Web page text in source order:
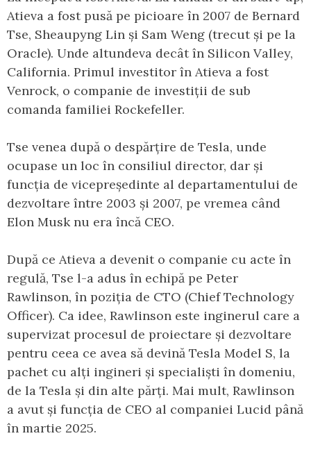
Atieva a fost pusă pe picioare în 2007 de Bernard
Tse, Sheaupyng Lin și Sam Weng (trecut și pe la
Oracle). Unde altundeva decât în Silicon Valley,
California. Primul investitor în Atieva a fost
Venrock, o companie de investiții de sub
comanda familiei Rockefeller.
Tse venea după o despărțire de Tesla, unde
ocupase un loc în consiliul director, dar și
funcția de vicepreședinte al departamentului de
dezvoltare între 2003 și 2007, pe vremea când
Elon Musk nu era încă CEO.
După ce Atieva a devenit o companie cu acte în
regulă, Tse l-a adus în echipă pe Peter
Rawlinson, în poziția de CTO (Chief Technology
Officer). Ca idee, Rawlinson este inginerul care a
supervizat procesul de proiectare și dezvoltare
pentru ceea ce avea să devină Tesla Model S, la
pachet cu alți ingineri și specialiști în domeniu,
de la Tesla și din alte părți. Mai mult, Rawlinson
a avut și funcția de CEO al companiei Lucid până
în martie 2025.